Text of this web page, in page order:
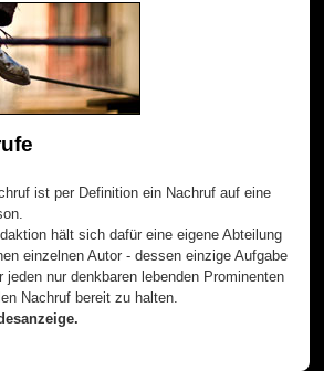
ist per Definition ein Nachruf auf eine
hält sich dafür eine eigene Abteilung
einzelnen Autor - dessen einzige Aufgabe
jeden nur denkbaren lebenden Prominenten
Nachruf bereit zu halten.